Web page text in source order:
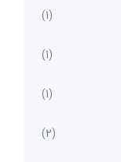
(1)
(1)
(1)
(2)